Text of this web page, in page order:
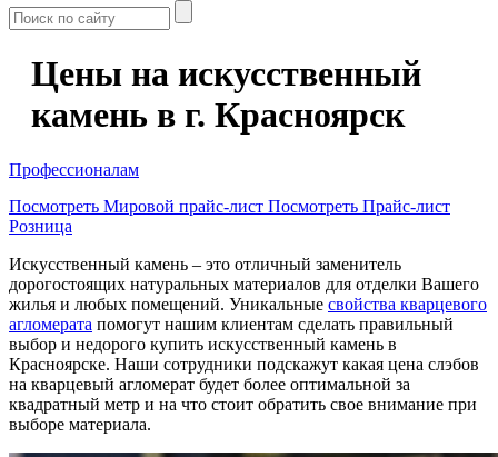
Цены на искусственный
камень в г. Красноярск
Профессионалам
Посмотреть Мировой прайс-лист Посмотреть Прайс-лист
Розница
Искусственный камень – это отличный заменитель
дорогостоящих натуральных материалов для отделки Вашего
жилья и любых помещений. Уникальные свойства кварцевого
агломерата помогут нашим клиентам сделать правильный
выбор и недорого купить искусственный камень в
Красноярске. Наши сотрудники подскажут какая цена слэбов
на кварцевый агломерат будет более оптимальной за
квадратный метр и на что стоит обратить свое внимание при
выборе материала.